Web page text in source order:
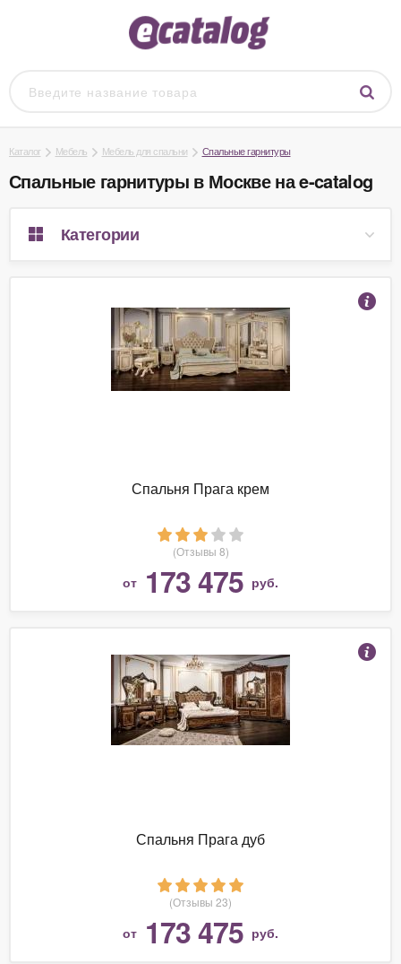
Каталог Мебель Мебель для спальни Спальные гарнитуры
Спальные гарнитуры в Москве на e-catalog
Категории
Спальня Прага крем
(Отзывы 8)
от 173 475 руб.
Спальня Прага дуб
(Отзывы 23)
от 173 475 руб.